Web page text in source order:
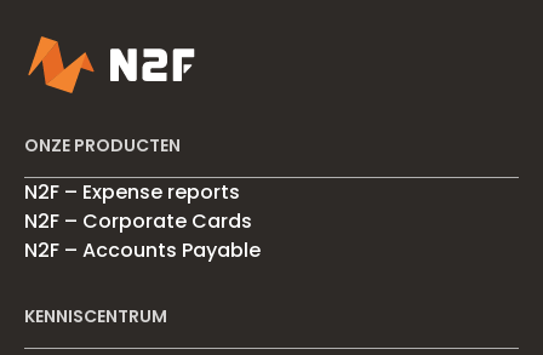
ONZE PRODUCTEN
N2F – Expense reports
N2F – Corporate Cards
N2F – Accounts Payable
KENNISCENTRUM